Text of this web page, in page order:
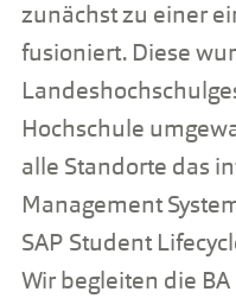
zunächst zu einer
fusioniert. Diese
Hochschule
alle Standorte das
Management
SAP Student
Wir begleiten die